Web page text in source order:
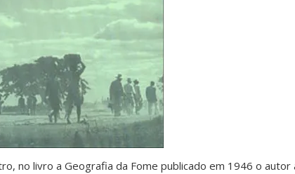
no livro a Geografia da Fome publicado em 1946 o